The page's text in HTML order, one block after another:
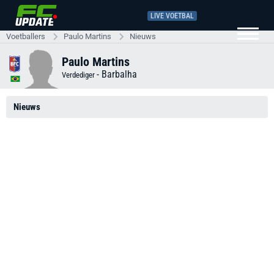
LIVE VOETBAL
Voetballers Paulo Martins Nieuws
Paulo Martins
Verdediger - Barbalha
Nieuws